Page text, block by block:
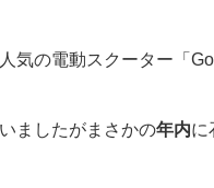
気の電動スクーター「
ましたがまさかの年内に